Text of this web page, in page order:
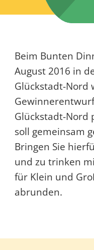
Beim Bunten
August 2016 in
Glückstadt-Nord
Glückstadt-Nord
soll gemeinsam
Bringen Sie
und zu trinken
für Klein und
abrunden.